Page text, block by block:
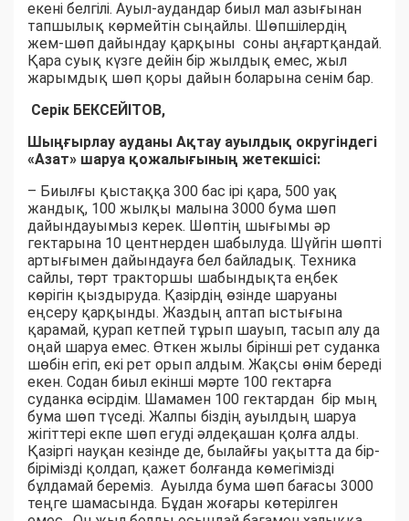
екені белгілі. Ауыл-аудандар биыл мал азығынан
тапшылық көрмейтін сыңайлы. Шөпшілердің
жем-шөп дайындау қарқыны соны аңғартқандай.
Қара суық күзге дейін бір жылдық емес, жыл
жарымдық шөп қоры дайын боларына сенім бар.
Серік БЕКСЕЙІТОВ,
Шыңғырлау ауданы Ақтау ауылдық округіндегі
«Азат» шаруа қожалығының жетекшісі:
– Биылғы қыстаққа 300 бас ірі қара, 500 уақ
жандық, 100 жылқы малына 3000 бума шөп
дайындауымыз керек. Шөптің шығымы әр
гектарына 10 центнерден шабылуда. Шүйгін шөпті
артығымен дайындауға бел байладық. Техника
сайлы, төрт тракторшы шабындықта еңбек
көрігін қыздыруда. Қазірдің өзінде шаруаны
еңсеру қарқынды. Жаздың аптап ыстығына
қарамай, қурап кетпей тұрып шауып, тасып алу да
оңай шаруа емес. Өткен жылы бірінші рет суданка
шөбін егіп, екі рет орып алдым. Жақсы өнім береді
екен. Содан биыл екінші мәрте 100 гектарға
суданка өсірдім. Шамамен 100 гектардан бір мың
бума шөп түседі. Жалпы біздің ауылдың шаруа
жігіттері екпе шөп егуді әлдеқашан қолға алды.
Қазіргі науқан кезінде де, былайғы уақытта да бір-
бірімізді қолдап, қажет болғанда көмегімізді
бұлдамай береміз. Ауылда бума шөп бағасы 3000
теңге шамасында. Бұдан жоғары көтерілген